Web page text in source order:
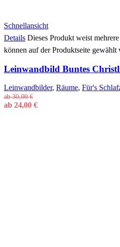
Schnellansicht
Details Dieses Produkt weist
können auf der Produktseite gewählt
Leinwandbild Buntes
Leinwandbilder, Räume, Für's
ab30,00€
ab 24,00 €